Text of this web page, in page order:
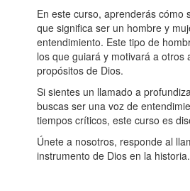
En este curso, aprenderás cómo
que significa ser un hombre y
entendimiento. Este tipo de
los que guiará y motivará a otros
propósitos de Dios.
Si sientes un llamado a
buscas ser una voz de
tiempos críticos, este curso es
Únete a nosotros, responde al
instrumento de Dios en la historia.